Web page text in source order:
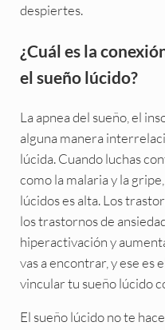
despiertes.
¿Cuál es la
el sueño lúcido?
La apnea del sueño, el
alguna manera
lúcida. Cuando luchas
como la malaria y la
lúcidos es alta. Los
los trastornos de
hiperactivación y
vas a encontrar, y ese es
vincular tu sueño lúcido
El sueño lúcido no te